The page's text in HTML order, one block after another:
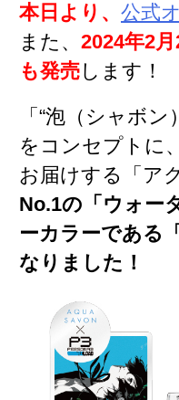
本日より、 公式
また、 2024年2
も発売します！
「“泡（シャボ
をコンセプトに
お届けする「ア
No.1の「ウォー
ーカラーである
なりました！